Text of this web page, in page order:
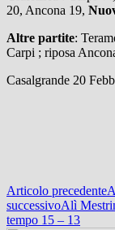
20, Ancona 19,
Altre partite:
Carpi ; riposa
Casalgrande 20
Navigazione
articolo
Articolo precedente
successivoAlì
tempo 15 – 13